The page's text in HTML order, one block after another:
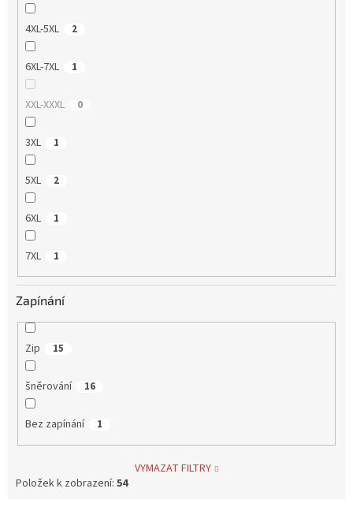
4XL-5XL 2
6XL-7XL 1
XXL-XXXL 0
3XL 1
5XL 2
6XL 1
7XL 1
Zapínání
Zip 15
šněrování 16
Bez zapínání 1
VYMAZAT FILTRY
Položek k zobrazení: 54